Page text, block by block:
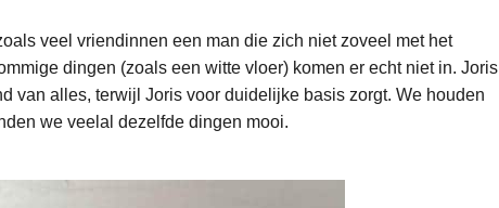
veel vriendinnen een man die zich niet zoveel met het
dingen (zoals een witte vloer) komen er echt niet in. Joris
van alles, terwijl Joris voor duidelijke basis zorgt. We houden
we veelal dezelfde dingen mooi.